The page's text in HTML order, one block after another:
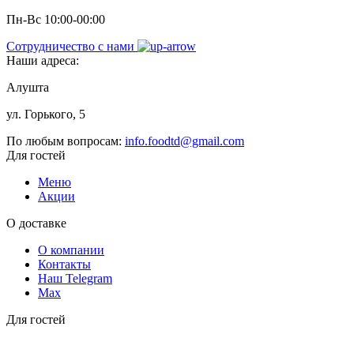
Пн-Вс 10:00-00:00
Сотрудничество с нами
Наши адреса:
Алушта
ул. Горького, 5
По любым вопросам: info.foodtd@gmail.com
Для гостей
Меню
Акции
О доставке
О компании
Контакты
Наш Telegram
Мах
Для гостей